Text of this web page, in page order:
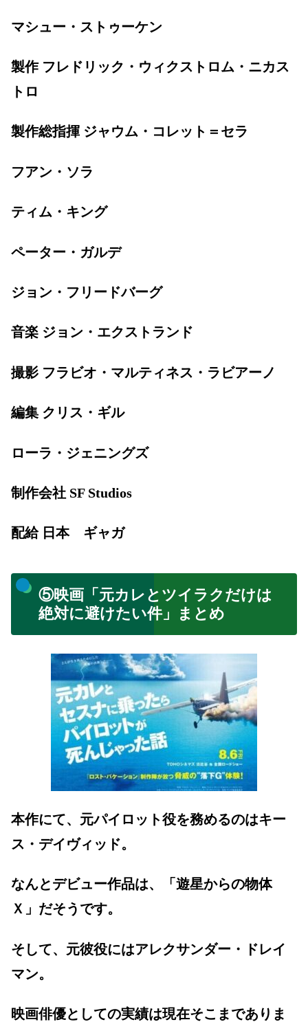
マシュー・ストゥーケン
製作 フレドリック・ウィクストロム・ニカス
トロ
製作総指揮 ジャウム・コレット＝セラ
フアン・ソラ
ティム・キング
ペーター・ガルデ
ジョン・フリードバーグ
音楽 ジョン・エクストランド
撮影 フラビオ・マルティネス・ラビアーノ
編集 クリス・ギル
ローラ・ジェニングズ
制作会社 SF Studios
配給 日本 ギャガ
⑤映画「元カレとツイラクだけは
絶対に避けたい件」まとめ
本作にて、元パイロット役を務めるのはキー
ス・デイヴィッド。
なんとデビュー作品は、「遊星からの物体
Ｘ」だそうです。
そして、元彼役にはアレクサンダー・ドレイ
マン。
映画俳優としての実績は現在そこまでありま